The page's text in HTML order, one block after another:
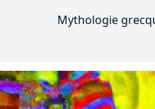
Mythologie